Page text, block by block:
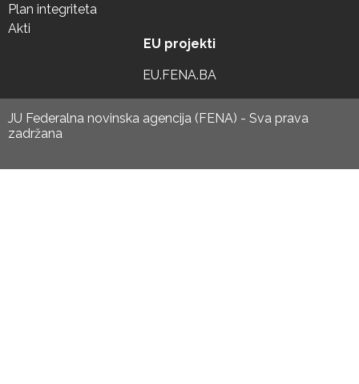
Plan integriteta
Akti
EU projekti
EU.FENA.BA
JU Federalna novinska agencija (FENA) - Sva prava
zadržana